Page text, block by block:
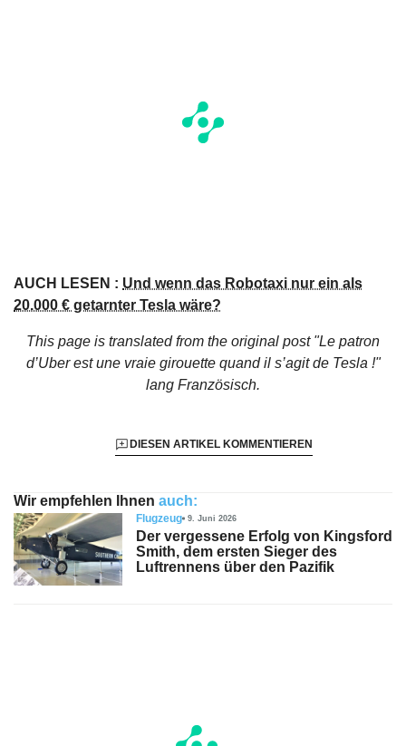
AUCH LESEN : Und wenn das Robotaxi nur ein als
20.000 € getarnter Tesla wäre?
This page is translated from the original post "Le patron
d’Uber est une vraie girouette quand il s’agit de Tesla !"
lang Französisch.
DIESEN ARTIKEL KOMMENTIEREN
Wir empfehlen Ihnen auch:
Flugzeug 9. Juni 2026
Der vergessene Erfolg von Kingsford
Smith, dem ersten Sieger des
Luftrennens über den Pazifik